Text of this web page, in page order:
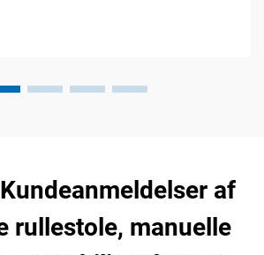
af
rullestole, manuelle